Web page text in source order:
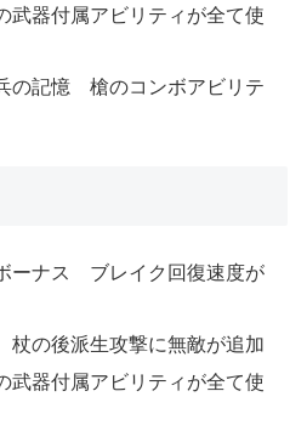
器付属アビリティが全て使
の記憶 槍のコンボアビリテ
ーナス ブレイク回復速度が
の後派生攻撃に無敵が追加
器付属アビリティが全て使